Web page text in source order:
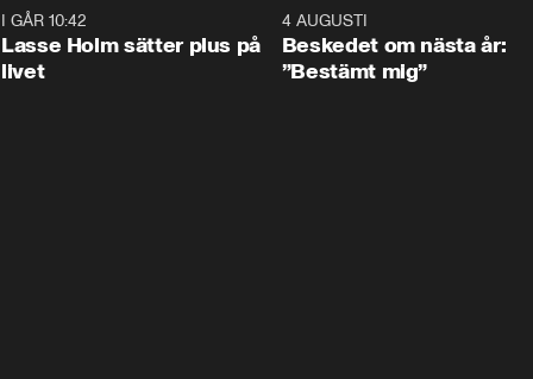
I GÅR 10:42
Lasse Holm sätter plus på
livet
4 AUGUSTI
Beskedet om nästa år:
”Bestämt mig”